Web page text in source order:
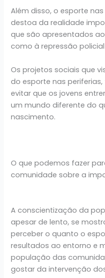
Além disso, o esporte
destoa da realidade
que são apresentados
como à repressão
Os projetos sociais que
do esporte nas
evitar que os jovens
um mundo diferente do
nascimento.
O que podemos fazer
comunidade sobre a
A conscientização da
apesar de lento, se
perceber o quanto o
resultados ao entorno e
população das
gostar da intervenção